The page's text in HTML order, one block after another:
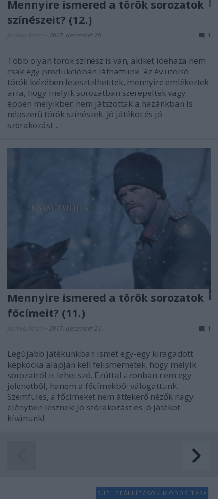
Mennyire ismered a török sorozatok
színészeit? (12.)
• 2017. december 29. 1
Több olyan török színész is van, akiket idehaza nem
csak egy produkcióban láthattunk. Az év utolsó
török kvízében letesztelhetitek, mennyire emlékeztek
arra, hogy melyik sorozatban szerepeltek vagy
éppen melyikben nem játszottak a hazánkban is
népszerű török színészek. Jó játékot és jó
szórakozást…
Mennyire ismered a török sorozatok
főcímeit? (11.)
• 2017. december 21. 1
Legújabb játékunkban ismét egy-egy kiragadott
képkocka alapján kell felismernetek, hogy melyik
sorozatról is lehet szó. Ezúttal azonban nem egy
jelenetből, hanem a főcímekből válogattunk.
Szemfüles, a főcímeket nem áttekerő nézők nagy
előnyben lesznek! Jó szórakozást és jó játékot
kívánunk!
SÜTI BEÁLLÍTÁSOK MÓDOSÍTÁSA